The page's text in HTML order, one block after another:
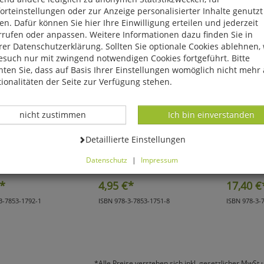
7853-1792-1
Martin Baschta/Carl Münzel
Schnorcheltauchen
4,95€*
ISBN 978-3-7853-1751-8
17,40
ISBN 978-3-
oder zur Anzeige personalisierter Inhalte genutzt
Dafür können Sie hier Ihre Einwilligung erteilen und jederzeit
oder anpassen. Weitere Informationen dazu finden Sie in
Datenschutzerklärung. Sollten Sie optionale Cookies ablehnen,
nur mit zwingend notwendigen Cookies fortgeführt. Bitte
Sie, dass auf Basis Ihrer Einstellungen womöglich nicht mehr
der Seite zur Verfügung stehen.
Datenverarbeitung -
Ich bin einverstanden
Datenverarbeitung -
nicht zustimmen
Datenverarbeitung -
Detaillierte Einstellungen
Datenschutz | Impressum
ablehnen, wird Ihr Besuch nur mit zwingend notwendigen
Bitte beachten Sie, dass auf Basis Ihrer Einstellungen
alle Funktionalitäten der Seite zur Verfügung stehen.